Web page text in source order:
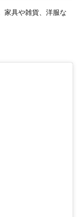
家具や雑貨、洋服な